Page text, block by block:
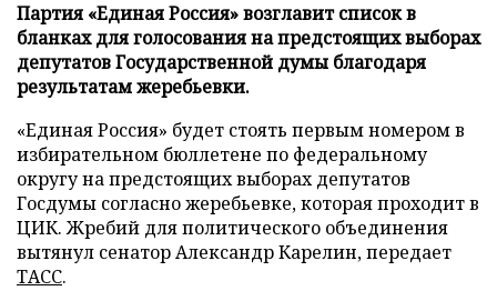
Партия «Единая Россия» возглавит список в
бланках для голосования на предстоящих выборах
депутатов Государственной думы благодаря
результатам жеребьевки.
«Единая Россия» будет стоять первым номером в
избирательном бюллетене по федеральному
округу на предстоящих выборах депутатов
Госдумы согласно жеребьевке, которая проходит в
ЦИК. Жребий для политического объединения
вытянул сенатор Александр Карелин, передает
ТАСС.